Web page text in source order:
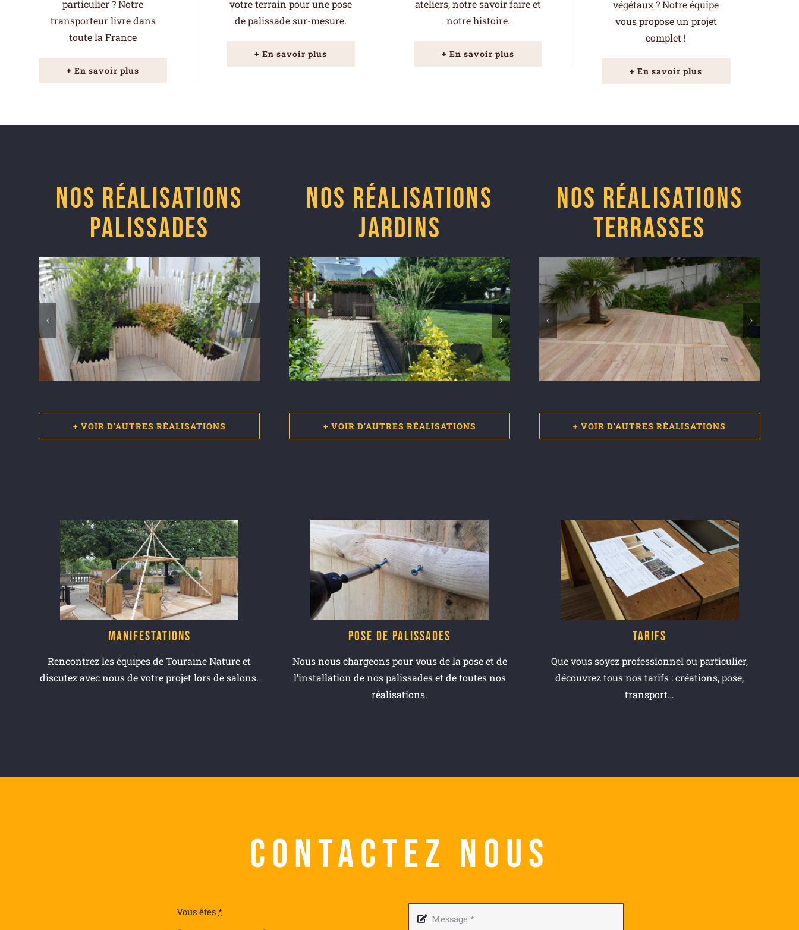
particulier ? Notre
transporteur livre dans
toute la France
+ En savoir plus
votre terrain pour une pose
de palissade sur-mesure.
+ En savoir plus
ateliers, notre savoir faire et
notre histoire.
+ En savoir plus
végétaux ? Notre équipe
vous propose un projet
complet !
+ En savoir plus
Nos réalisations
Palissades
+ VOIR D’AUTRES RÉALISATIONS
Nos réalisations
Jardins
+ VOIR D’AUTRES RÉALISATIONS
Nos réalisations
Terrasses
+ VOIR D’AUTRES RÉALISATIONS
Manifestations
Rencontrez les équipes de Touraine Nature et
discutez avec nous de votre projet lors de salons.
Pose de palissades
Nous nous chargeons pour vous de la pose et de
l’installation de nos palissades et de toutes nos
réalisations.
Tarifs
Que vous soyez professionnel ou particulier,
découvrez tous nos tarifs : créations, pose,
transport…
Contactez nous
Vous êtes*